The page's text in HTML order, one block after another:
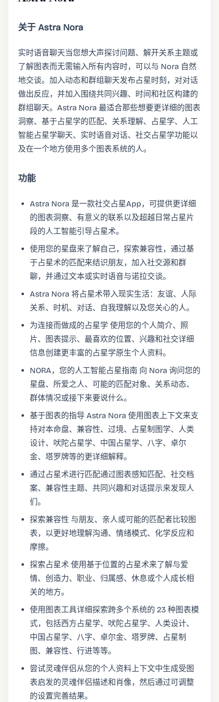
关于 Astra Nora
实时语音聊天当您想大声探讨问题、解开关系主题或
了解图表而无需输入所有内容时，可以与 Nora 自然
地交谈。加入动态和群组聊天发布占星时刻，对对话
做出反应，并加入围绕共同兴趣、时间和社区构建的
群组聊天。Astra Nora 最适合那些想要更详细的图表
洞察、基于占星学的匹配、关系理解、占星学、人工
智能占星学聊天、实时语音对话、社交占星学功能以
及在一个地方使用多个图表系统的人。
功能
Astra Nora 是一款社交占星App，可提供更详细
的图表洞察、有意义的联系以及超越日常占星片
段的人工智能引导占星术。
使用您的星盘来了解自己，探索兼容性，通过基
于占星术的匹配来结识朋友，加入社交源和群
聊，并通过文本或实时语音与诺拉交谈。
Astra Nora 将占星术带入现实生活：友谊、人际
关系、时机、对话、自我理解以及您关心的人。
为连接而做成的占星学 使用您的个人简介、照
片、图表提示、最喜欢的位置、兴趣和社交详细
信息创建更丰富的占星学原生个人资料。
NORA，您的人工智能占星指南 向 Nora 询问您的
星盘、所爱之人、可能的匹配对象、关系动态、
群体情况或接下来要说什么。
基于图表的指导 Astra Nora 使用图表上下文来支
持对本命盘、兼容性、过境、占星制图学、人类
设计、吠陀占星学、中国占星学、八字、卓尔
金、塔罗牌等的更详细解释。
通过占星术进行匹配通过图表感知匹配、社交档
案、兼容性主题、共同兴趣和对话提示来发现人
们。
探索兼容性 与朋友、亲人或可能的匹配者比较图
表，以更好地理解沟通、情绪模式、化学反应和
摩擦。
探索占星术 使用基于位置的占星术来了解与爱
情、创造力、职业、归属感、休息或个人成长相
关的地方。
使用图表工具详细探索跨多个系统的 23 种图表模
式，包括西方占星学、吠陀占星学、人类设计、
中国占星学、八字、卓尔金、塔罗牌、占星制
图、兼容性、行进等等。
尝试灵魂伴侣从您的个人资料上下文中生成受图
表启发的灵魂伴侣描述和肖像，然后通过可调整
的设置完善结果。